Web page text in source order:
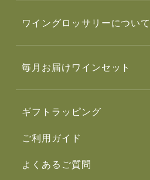
ワイングロッサリーについて
毎月お届けワインセット
ギフトラッピング
ご利用ガイド
よくあるご質問